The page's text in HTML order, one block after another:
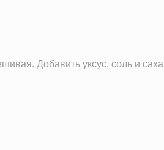
Добавить уксус, соль и